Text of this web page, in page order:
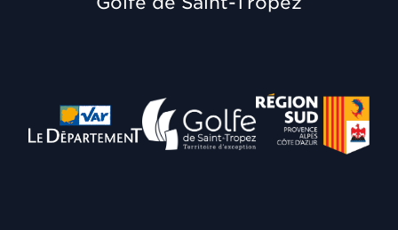
Département du Var